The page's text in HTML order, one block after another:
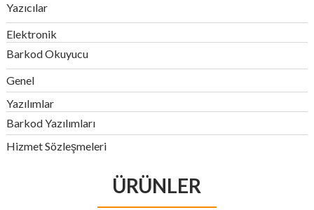
Yazıcılar
Elektronik
Barkod Okuyucu
Genel
Yazılımlar
Barkod Yazılımları
Hizmet Sözleşmeleri
ÜRÜNLER